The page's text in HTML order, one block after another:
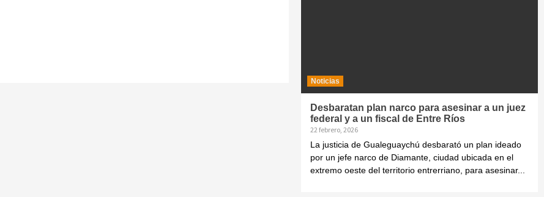
Noticias
Desbaratan plan narco para asesinar a un juez
federal y a un fiscal de Entre Ríos
22 febrero, 2026
La justicia de Gualeguaychú desbarató un plan ideado
por un jefe narco de Diamante, ciudad ubicada en el
extremo oeste del territorio entrerriano, para asesinar...